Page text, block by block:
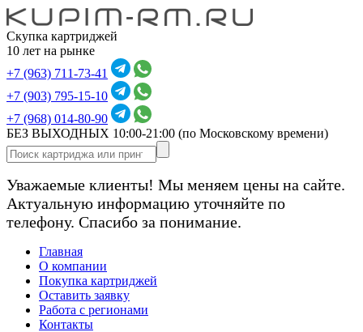
Скупка картриджей
10 лет на рынке
+7 (963) 711-73-41
+7 (903) 795-15-10
+7 (968) 014-80-90
БЕЗ ВЫХОДНЫХ 10:00-21:00 (по Московскому времени)
Уважаемые клиенты! Мы меняем цены на сайте.
Актуальную информацию уточняйте по
телефону. Спасибо за понимание.
Главная
О компании
Покупка картриджей
Оставить заявку
Работа с регионами
Контакты